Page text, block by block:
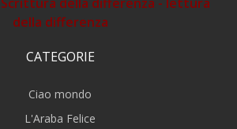
della differenza
CATEGORIE
Ciao mondo
L'Araba Felice